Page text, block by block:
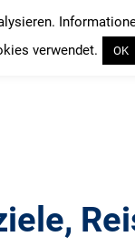
verwendet.
OK